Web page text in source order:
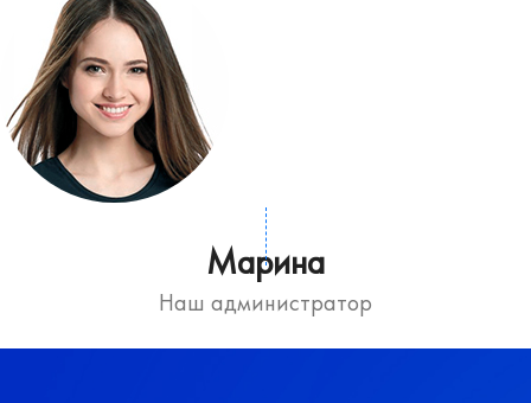
Марина
Наш администратор